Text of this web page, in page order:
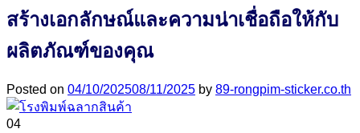
สร้างเอกลักษณ์และความน่าเชื่อถือให้กับ
ผลิตภัณฑ์ของคุณ
Posted on 04/10/202508/11/2025 by 89-rongpim-sticker.co.th
04